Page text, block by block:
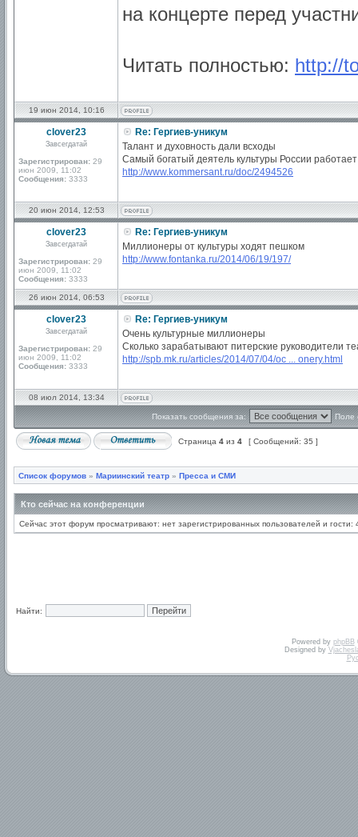
на концерте перед
Читать полностью: http://
19 июн 2014, 10:16
clover23
Завсегдатай
Зарегистрирован: 29
июн 2009, 11:02
Сообщения: 3333
Re: Гергиев-уникум
Талант и духовность дали всходы
Самый богатый деятель культуры России
http://www.kommersant.ru/doc/2494526
20 июн 2014, 12:53
clover23
Завсегдатай
Зарегистрирован: 29
июн 2009, 11:02
Сообщения: 3333
Re: Гергиев-уникум
Миллионеры от культуры ходят пешком
http://www.fontanka.ru/2014/06/19/197/
26 июн 2014, 06:53
clover23
Завсегдатай
Зарегистрирован: 29
июн 2009, 11:02
Сообщения: 3333
Re: Гергиев-уникум
Очень культурные миллионеры
Сколько зарабатывают питерские руководители
http://spb.mk.ru/articles/2014/07/04/oc ... onery.html
08 июл 2014, 13:34
Показать сообщения за: Поле
Страница 4 из 4 [ Сообщений: 35 ]
Список форумов » Мариинский театр » Пресса и СМИ
Кто сейчас на конференции
Сейчас этот форум просматривают: нет зарегистрированных пользователей и гости:
Найти:
Powered by phpBB
Designed by